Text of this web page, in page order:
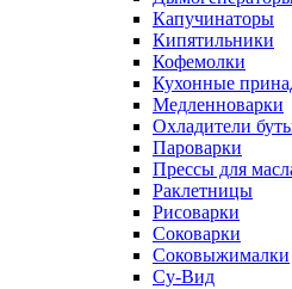
Капучинаторы
Кипятильники
Кофемолки
Кухонные
Медленноварки
Охладители
Пароварки
Прессы для
Раклетницы
Рисоварки
Соковарки
Соковыжималки
Су-Вид